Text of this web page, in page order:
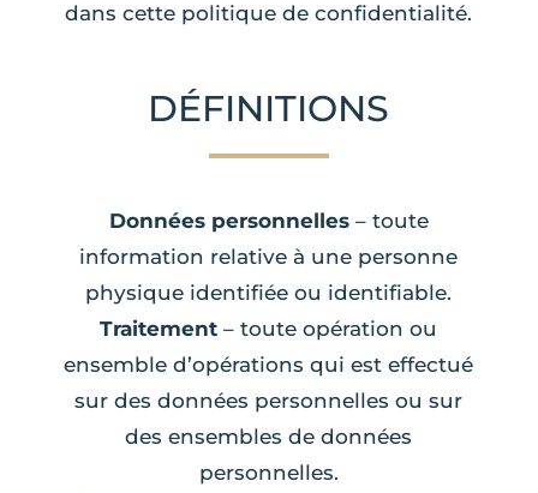
dans cette politique de confidentialité.
DÉFINITIONS
Données personnelles – toute
information relative à une personne
physique identifiée ou identifiable.
Traitement – toute opération ou
ensemble d’opérations qui est effectué
sur des données personnelles ou sur
des ensembles de données
personnelles.